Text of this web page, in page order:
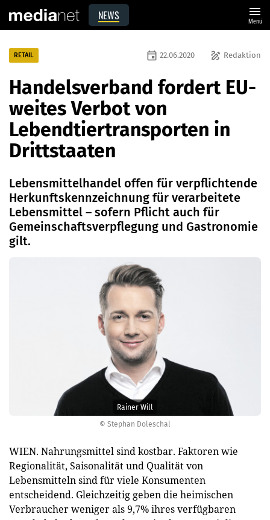
NEWS menu
Menü
© Stephan Doleschal
Rainer Will
RETAIL draw Redaktion
event 22.06.2020
Handelsverband fordert EU-
weites Verbot von
Lebendtiertransporten in
Drittstaaten
Lebensmittelhandel offen für verpflichtende
Herkunftskennzeichnung für verarbeitete
Lebensmittel – sofern Pflicht auch für
Gemeinschaftsverpflegung und Gastronomie
gilt.
WIEN. Nahrungsmittel sind kostbar. Faktoren wie
Regionalität, Saisonalität und Qualität von
Lebensmitteln sind für viele Konsumenten
entscheidend. Gleichzeitig geben die heimischen
Verbraucher weniger als 9,7% ihres verfügbaren